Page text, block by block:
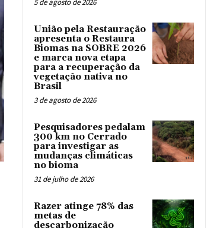
União pela Restauração
apresenta o Restaura
Biomas na SOBRE 2026
e marca nova etapa
para a recuperação da
vegetação nativa no
Brasil
3 de agosto de 2026
Pesquisadores pedalam
300 km no Cerrado
para investigar as
mudanças climáticas
no bioma
31 de julho de 2026
Razer atinge 78% das
metas de
descarbonização